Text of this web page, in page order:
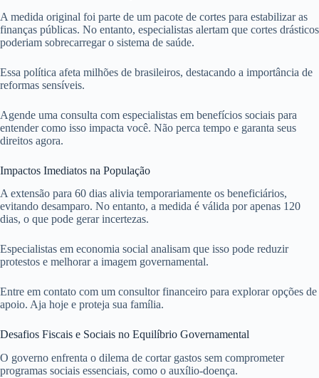
A medida original foi parte de um pacote de cortes para estabilizar as
finanças públicas. No entanto, especialistas alertam que cortes drásticos
poderiam sobrecarregar o sistema de saúde.
Essa política afeta milhões de brasileiros, destacando a importância de
reformas sensíveis.
Agende uma consulta com especialistas em benefícios sociais para
entender como isso impacta você. Não perca tempo e garanta seus
direitos agora.
Impactos Imediatos na População
A extensão para 60 dias alivia temporariamente os beneficiários,
evitando desamparo. No entanto, a medida é válida por apenas 120
dias, o que pode gerar incertezas.
Especialistas em economia social analisam que isso pode reduzir
protestos e melhorar a imagem governamental.
Entre em contato com um consultor financeiro para explorar opções de
apoio. Aja hoje e proteja sua família.
Desafios Fiscais e Sociais no Equilíbrio Governamental
O governo enfrenta o dilema de cortar gastos sem comprometer
programas sociais essenciais, como o auxílio-doença.